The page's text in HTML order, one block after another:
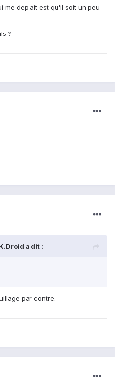
me deplait est qu'il soit un peu
?
a dit :
par contre.